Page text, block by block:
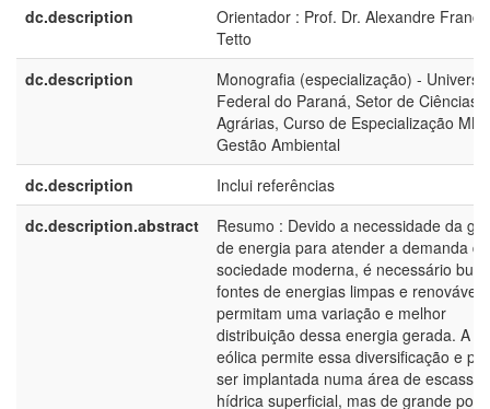
dc.description
Orientador : Prof. Dr. Alexandre França
Tetto
dc.description
Monografia (especialização) -
Federal do Paraná, Setor de Ciências
Agrárias, Curso de Especialização
Gestão Ambiental
dc.description
Inclui referências
dc.description.abstract
Resumo : Devido a necessidade da
de energia para atender a demanda da
sociedade moderna, é necessário
fontes de energias limpas e
permitam uma variação e melhor
distribuição dessa energia gerada. A
eólica permite essa diversificação e
ser implantada numa área de escassez
hídrica superficial, mas de grande